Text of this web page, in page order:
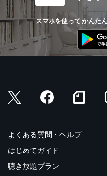
スマホを使って かんた
よくある質問・ヘルプ
はじめてガイド
聴き放題プラン